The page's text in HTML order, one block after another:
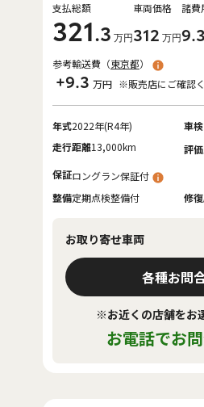
支払総額
321.3 万円
車両価格
312 万円
諸費
9.3
参考輸送費（東京都）
+9.3 万円 ※販売店にご確認
年式2022年(R4年) 車検
走行距離13,000km 評
保証ロングラン保証付
整備定期点検整備付 修
お取り寄せ車両
各種お問
※お近くの店舗をお
お電話でお